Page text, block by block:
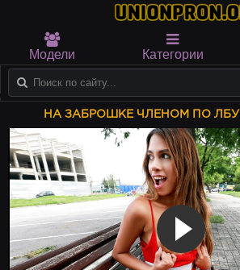
Модели Категории
НА ЗАБРОШКЕ ЧЛЕНОМ ПО